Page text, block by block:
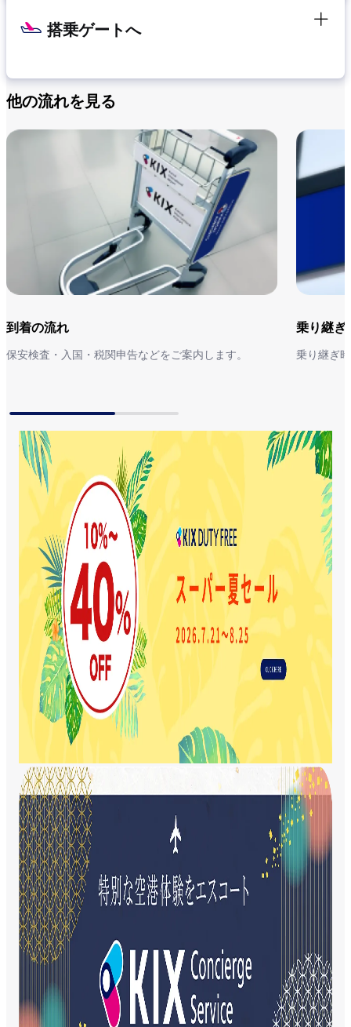
搭乗ゲートへ
旅の準備を始めよう
お客様がお持ちになる手荷物は「機内持ち込み手荷物」と
「お預け手荷物」の2種類に分類されます。
航空機で輸送できない禁止品、機内持ち込み制限品等がござ
うえ、ご準備ください。
液体物持ち込み制限
各航空会社へのお問い合
わせ
便利な予約をぜひご活用ください。
免税品予約 駐車場予約
チェックイン（搭乗手続き）
早めに到着した時は
保安検査を受ける
他の流れを見る
到着の流れ
保安検査・入国・税関申告などをご案内します。
乗り継ぎ
乗り継ぎ